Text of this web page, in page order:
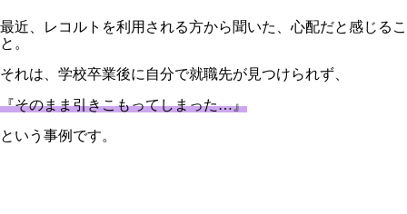
最近、レコルトを利用される方から聞いた、心配だと感じるこ
と。
それは、学校卒業後に自分で就職先が見つけられず、
『そのまま引きこもってしまった…』
という事例です。